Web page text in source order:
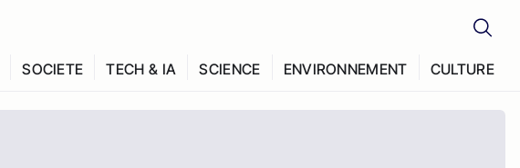
SOCIETE TECH & IA SCIENCE ENVIRONNEMENT CULTURE